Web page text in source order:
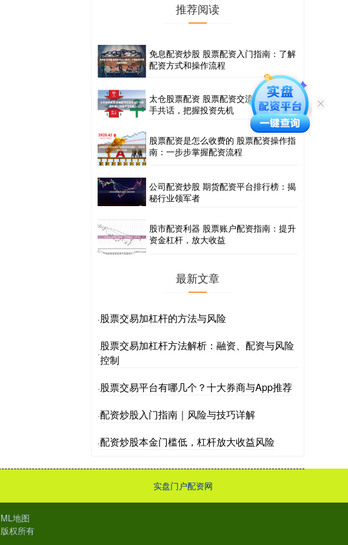
推荐阅读
免息配资炒股 股票配资入门指南：了解
配资方式和操作流程
太仓股票配资 股票配资交流平台：与高
手共话，把握投资先机
股票配资是怎么收费的 股票配资操作指
南：一步步掌握配资流程
公司配资炒股 期货配资平台排行榜：揭
秘行业领军者
股市配资利器 股票账户配资指南：提升
资金杠杆，放大收益
最新文章
·股票交易加杠杆的方法与风险
·
股票交易加杠杆方法解析：融资、配资与风险
控制
·股票交易平台有哪几个？十大券商与App推荐
·配资炒股入门指南｜风险与技巧详解
·配资炒股本金门槛低，杠杆放大收益风险
实盘门户配资网
地图
版权所有